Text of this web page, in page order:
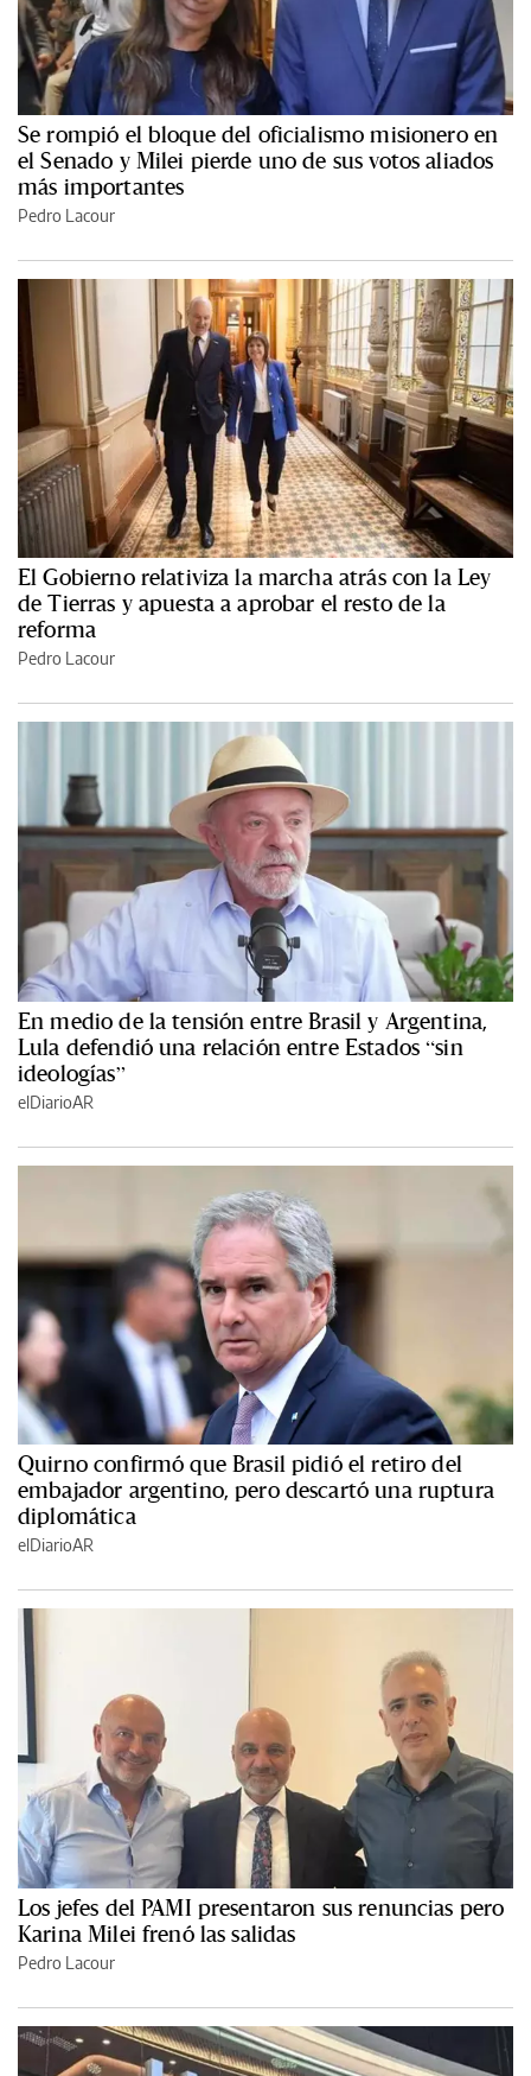
Se rompió el bloque del oficialismo misionero en
el Senado y Milei pierde uno de sus votos aliados
más importantes
Pedro Lacour
El Gobierno relativiza la marcha atrás con la Ley
de Tierras y apuesta a aprobar el resto de la
reforma
Pedro Lacour
En medio de la tensión entre Brasil y Argentina,
Lula defendió una relación entre Estados “sin
ideologías”
elDiarioAR
Quirno confirmó que Brasil pidió el retiro del
embajador argentino, pero descartó una ruptura
diplomática
elDiarioAR
Los jefes del PAMI presentaron sus renuncias pero
Karina Milei frenó las salidas
Pedro Lacour